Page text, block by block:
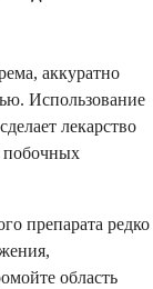
аккуратно
Использование
лекарство
побочных
препарата редко
область